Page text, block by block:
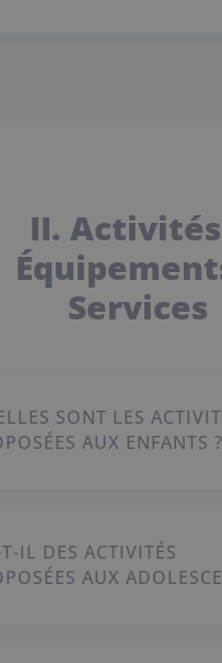
II.
É
Services
SONT LES
AUX ENFANTS ?
IL DES ACTIVITÉS
AUX